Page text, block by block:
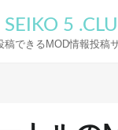
SEIKO 5
稿できるMOD情報投稿